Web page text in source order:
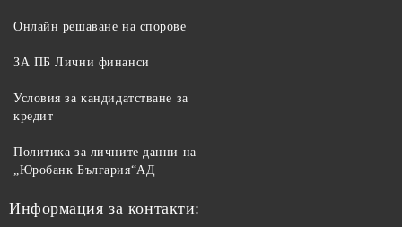
Онлайн решаване на спорове
ЗА ПБ Лични финанси
Условия за кандидатстване за
кредит
Политика за личните данни на
„Юробанк България“АД
Информация за контакти: